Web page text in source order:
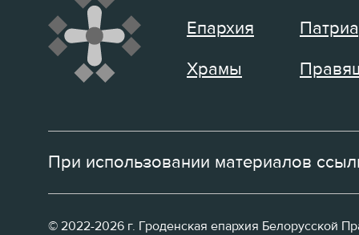
Епархия
Храмы
При использовании материалов
© 2022-2026 г. Гроденская епархия Белорусской